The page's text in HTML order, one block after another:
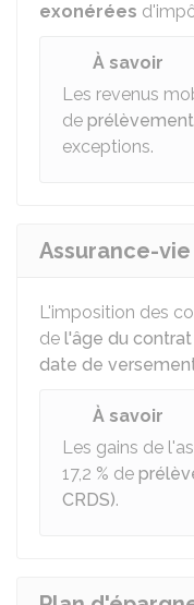
exonérées
À savoir
Les revenus
de
exceptions.
Assurance-vie
L'imposition des
de l'âge du
date de
À savoir
Les gains de
17,2 % de
CRDS).